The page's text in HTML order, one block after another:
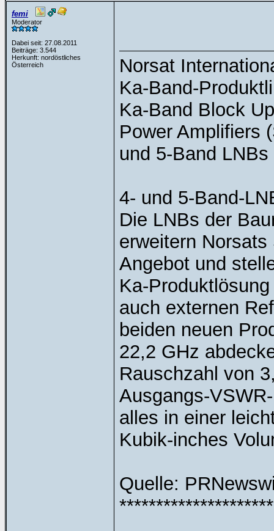
femi
Moderator
Dabei seit: 27.08.2011
Beiträge: 3.544
Herkunft: nordöstliches
Österreich
Norsat
Ka-Band-
Ka-Band Block
Power Amplifiers
und 5-Band LNBs
4- und 5-Band-
Die LNBs der
erweitern
Angebot und
Ka-
auch externen
beiden neuen
22,2 GHz
Rauschzahl von
Ausgangs-
alles in einer
Kubik-inches
Quelle: